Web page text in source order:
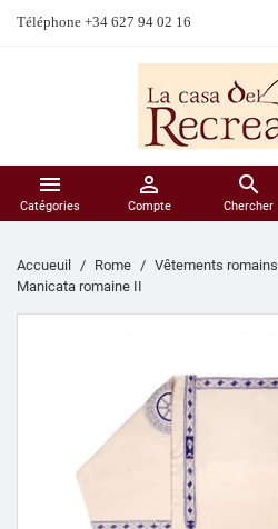
Téléphone +34 627 94 02 16

Catégories

Compte

Chercher
Accueuil Rome Vêtements romains
Manicata romaine II